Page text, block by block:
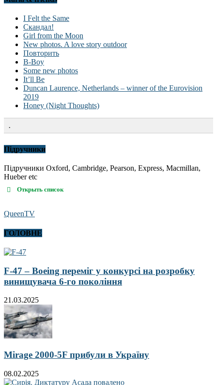
I Felt the Same
Скандал!
Girl from the Moon
New photos. A love story outdoor
Повторить
B-Boy
Some new photos
It’ll Be
Duncan Laurence, Netherlands – winner of the Eurovision
2019
Honey (Night Thoughts)
.
Підручники
Підручники Oxford, Cambridge, Pearson, Express, Macmillan,
Hueber etc
Открыть список
QueenTV
ГОЛОВНЕ
F-47 – Boeing переміг у конкурсі на розробку
винищувача 6-го покоління
21.03.2025
Mirage 2000-5F прибули в Україну
08.02.2025